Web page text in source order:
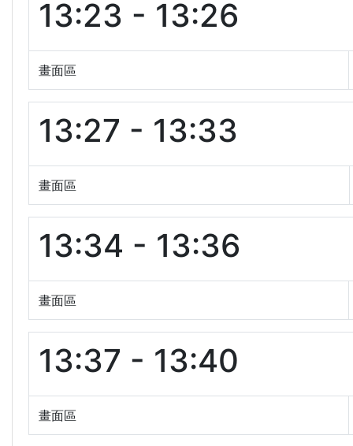
13:23 - 13:26
畫面區
13:27 - 13:33
畫面區
13:34 - 13:36
畫面區
13:37 - 13:40
畫面區